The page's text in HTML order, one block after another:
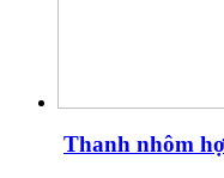
Thanh nhôm